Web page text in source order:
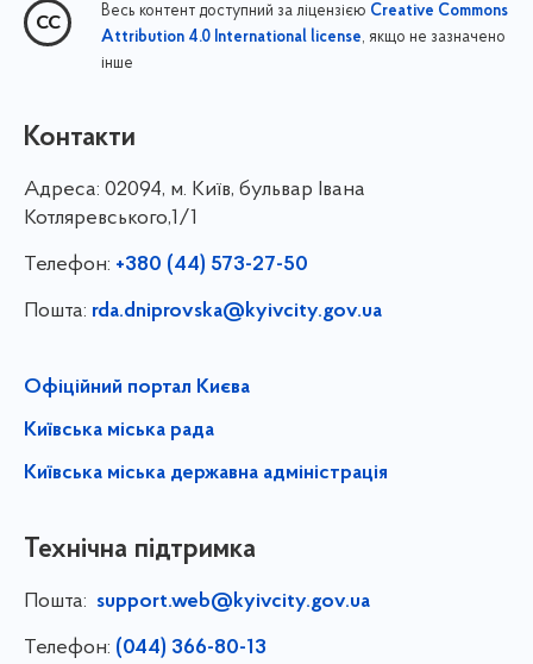
Весь контент доступний за ліцензією Creative Commons
Attribution 4.0 International license, якщо не зазначено
інше
Контакти
Адреса: 02094, м. Київ, бульвар Івана
Котляревського,1/1
Телефон: +380 (44) 573-27-50
Пошта: rda.dniprovska@kyivcity.gov.ua
Офіційний портал Києва
Київська міська рада
Київська міська державна адміністрація
Технічна підтримка
Пошта: support.web@kyivcity.gov.ua
Телефон: (044) 366-80-13